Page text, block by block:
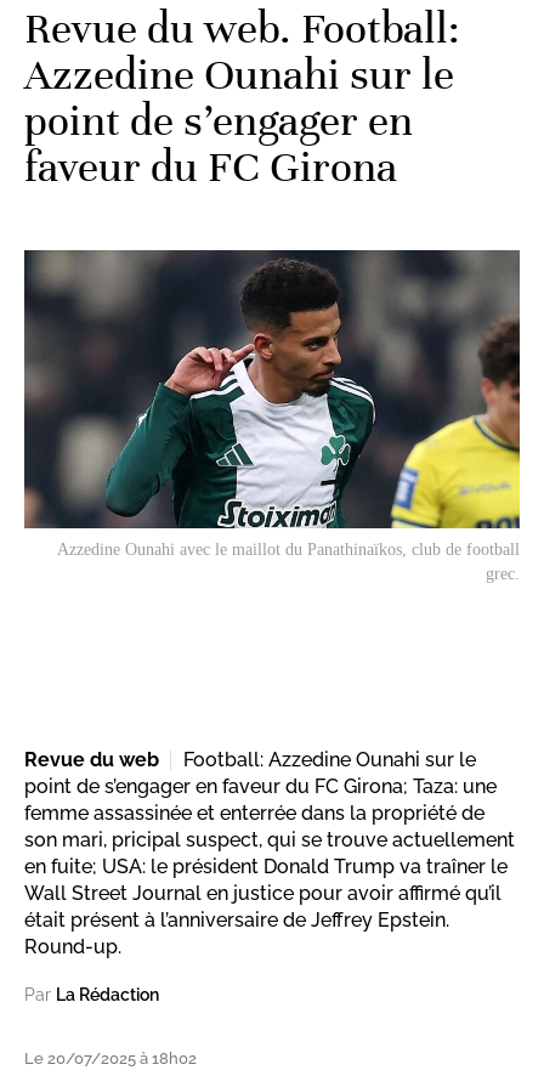
Revue du web. Football:
Azzedine Ounahi sur le
point de s’engager en
faveur du FC Girona
Azzedine Ounahi avec le maillot du Panathinaïkos, club de football
grec.
Revue du web
Football: Azzedine Ounahi sur le
point de s’engager en faveur du FC Girona; Taza: une
femme assassinée et enterrée dans la propriété de
son mari, pricipal suspect, qui se trouve actuellement
en fuite; USA: le président Donald Trump va traîner le
Wall Street Journal en justice pour avoir affirmé qu’il
était présent à l’anniversaire de Jeffrey Epstein.
Round-up.
Par La Rédaction
Le 20/07/2025 à 18h02